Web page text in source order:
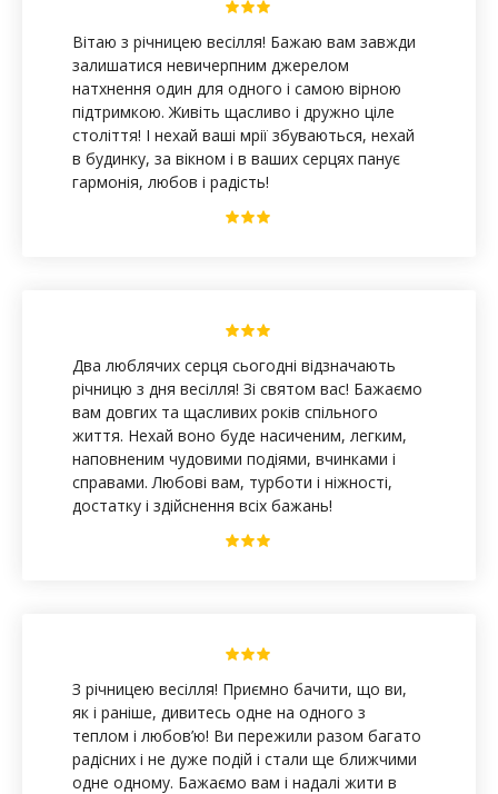
Вітаю з річницею весілля! Бажаю вам завжди
залишатися невичерпним джерелом
натхнення один для одного і самою вірною
підтримкою. Живіть щасливо і дружно ціле
століття! І нехай ваші мрії збуваються, нехай
в будинку, за вікном і в ваших серцях панує
гармонія, любов і радість!
Два люблячих серця сьогодні відзначають
річницю з дня весілля! Зі святом вас! Бажаємо
вам довгих та щасливих років спільного
життя. Нехай воно буде насиченим, легким,
наповненим чудовими подіями, вчинками і
справами. Любові вам, турботи і ніжності,
достатку і здійснення всіх бажань!
З річницею весілля! Приємно бачити, що ви,
як і раніше, дивитесь одне на одного з
теплом і любов’ю! Ви пережили разом багато
радісних і не дуже подій і стали ще ближчими
одне одному. Бажаємо вам і надалі жити в